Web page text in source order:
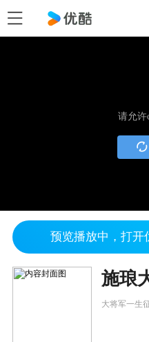
请允许
预览播放中，打开
施琅
大将军一生